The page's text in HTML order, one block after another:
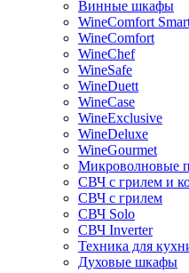
Винные шкафы
WineComfort
WineComfort
WineChef
WineSafe
WineDuett
WineCase
WineExclusive
WineDeluxe
WineGourmet
Микроволновые
СВЧ с грилем и
СВЧ с грилем
СВЧ Solo
СВЧ Inverter
Техника для
Духовые шкафы